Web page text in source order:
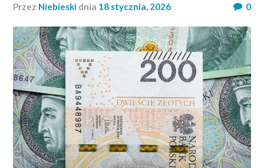
przez Niebieski dnia 18 stycznia, 2026 0